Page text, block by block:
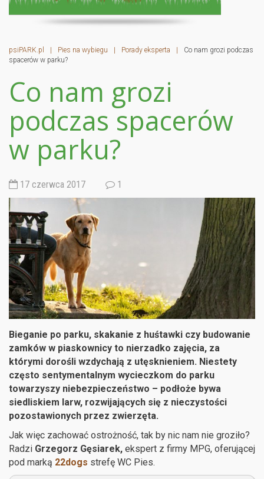
psiPARK.pl | Pies na wybiegu | Porady eksperta |
Co nam grozi podczas
spacerów w parku?
Co nam grozi
podczas spacerów
w parku?
17 czerwca 2017 1
Bieganie po parku, skakanie z huśtawki czy budowanie
zamków w piaskownicy to nierzadko zajęcia, za
którymi dorośli wzdychają z utęsknieniem. Niestety
często sentymentalnym wycieczkom do parku
towarzyszy niebezpieczeństwo – podłoże bywa
siedliskiem larw, rozwijających się z nieczystości
pozostawionych przez zwierzęta.
Jak więc zachować ostrożność, tak by nic nam nie groziło?
Radzi Grzegorz Gęsiarek, ekspert z firmy MPG, oferującej
pod marką 22dogs strefę WC Pies.